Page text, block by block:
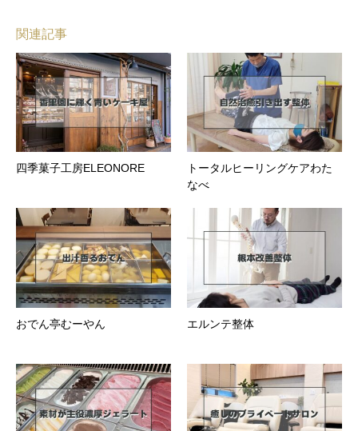
関連記事
四季菓子工房ELEONORE
トータルヒーリングケアわた
なべ
おでん亭むーやん エルンテ整体